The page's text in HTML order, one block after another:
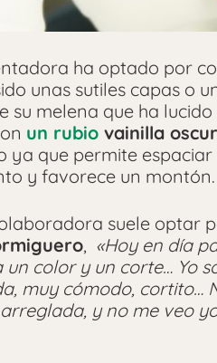
ha optado por
unas sutiles capas o
su melena que ha
un rubio vainilla
que permite espaciar
y favorece un montón.
suele optar
, «Hoy en día
color y un corte… Yo
muy cómodo, cortito…
y no me veo